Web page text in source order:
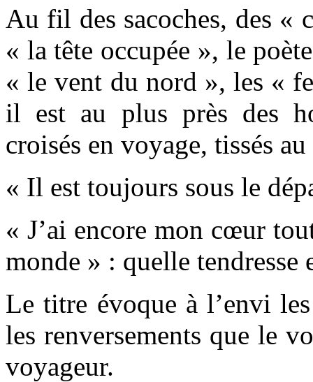
Au fil des sacoches, des «
« la tête occupée », le
« le vent du nord », les «
il est au plus près des
croisés en voyage, tissés
« Il est toujours sous le
« J’ai encore mon cœur
monde » : quelle tendresse
Le titre évoque à l’envi
les renversements que le
voyageur.